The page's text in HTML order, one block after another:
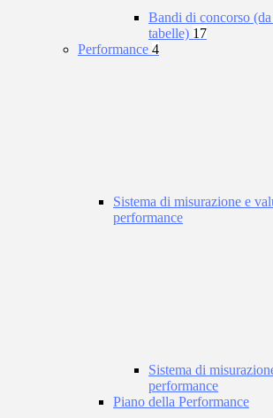
Bandi di concorso
tabelle) 17
Performance 4
Sistema di misurazione e
performance
Sistema di
performance
Piano della Performance